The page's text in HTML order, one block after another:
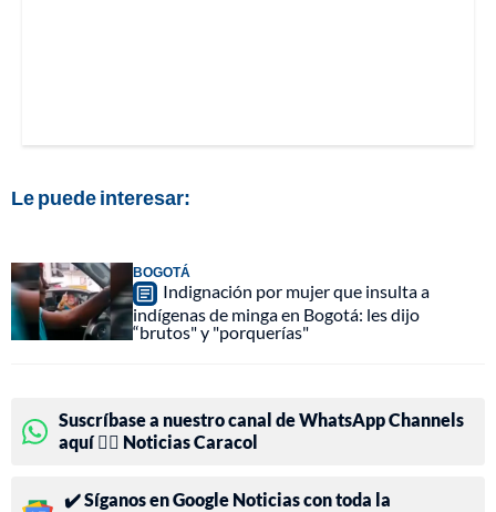
Le puede interesar:
BOGOTÁ
Indignación por mujer que insulta a
indígenas de minga en Bogotá: les dijo
“brutos" y "porquerías"
Suscríbase a nuestro canal de WhatsApp Channels
aquí 👉🏻 Noticias Caracol
✔️ Síganos en Google Noticias con toda la